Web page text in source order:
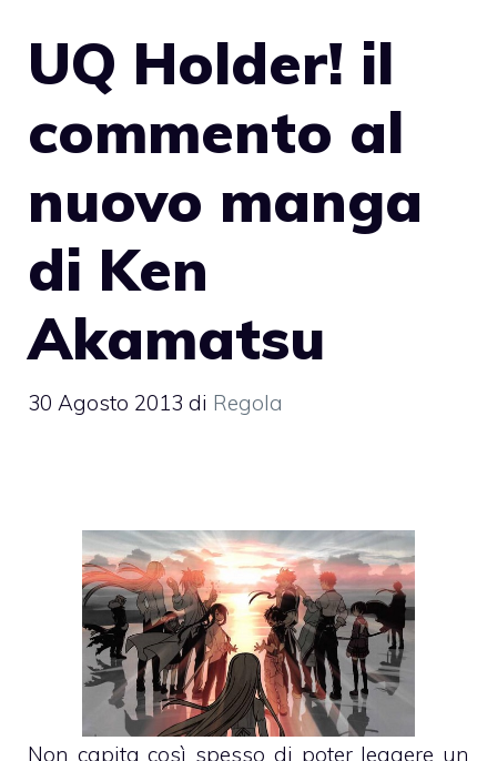
UQ Holder! il
commento al
nuovo manga
di Ken
Akamatsu
30 Agosto 2013 di Regola
Non capita così spesso di poter leggere un